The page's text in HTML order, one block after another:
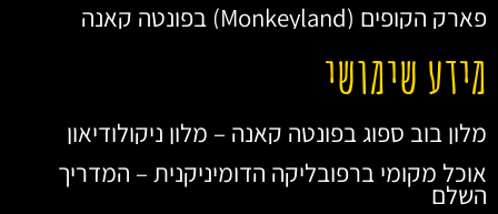
פארק הקופים (Monkeyland) בפונטה קאנה
מידע שימושי
מלון בוב ספוג בפונטה קאנה – מלון ניקולודיאון
אוכל מקומי ברפובליקה הדומיניקנית – המדריך
השלם